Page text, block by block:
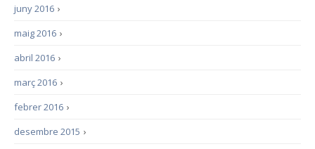
›
juny 2016
›
maig 2016
›
abril 2016
›
març 2016
›
febrer 2016
›
desembre 2015